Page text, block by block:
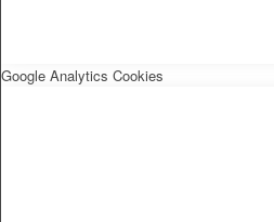
Google Analytics Cookies